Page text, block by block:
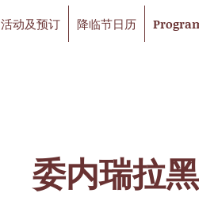
活动及预订 降临节日历
委内瑞拉